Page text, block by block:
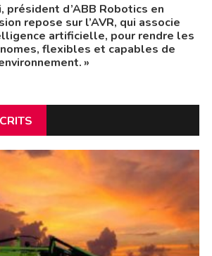
président d’ABB Robotics en
repose sur l’AVR, qui associe
artificielle, pour rendre les
flexibles et capables de
»